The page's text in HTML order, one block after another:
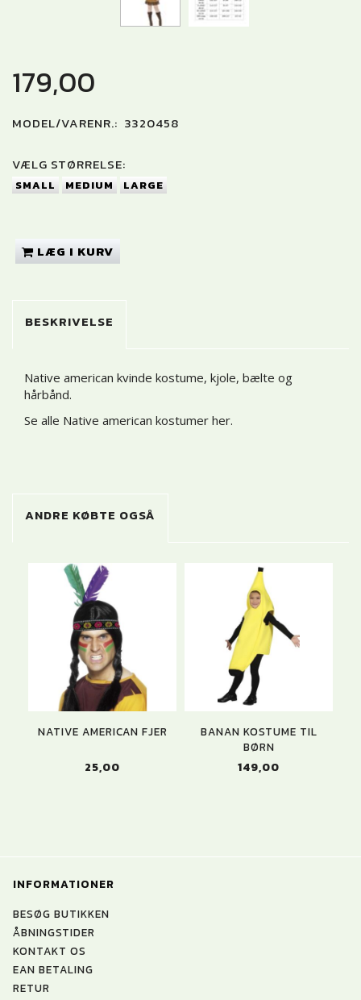
179,00
MODEL/VARENR.: 3320458
VÆLG STØRRELSE:
SMALL MEDIUM LARGE
LÆG I KURV
BESKRIVELSE
Native american kvinde kostume, kjole, bælte og
hårbånd.
Se alle Native american kostumer her.
ANDRE KØBTE OGSÅ
NATIVE AMERICAN FJER
25,00
BANAN KOSTUME TIL
BØRN
149,00
INFORMATIONER
BESØG BUTIKKEN
ÅBNINGSTIDER
KONTAKT OS
EAN BETALING
RETUR